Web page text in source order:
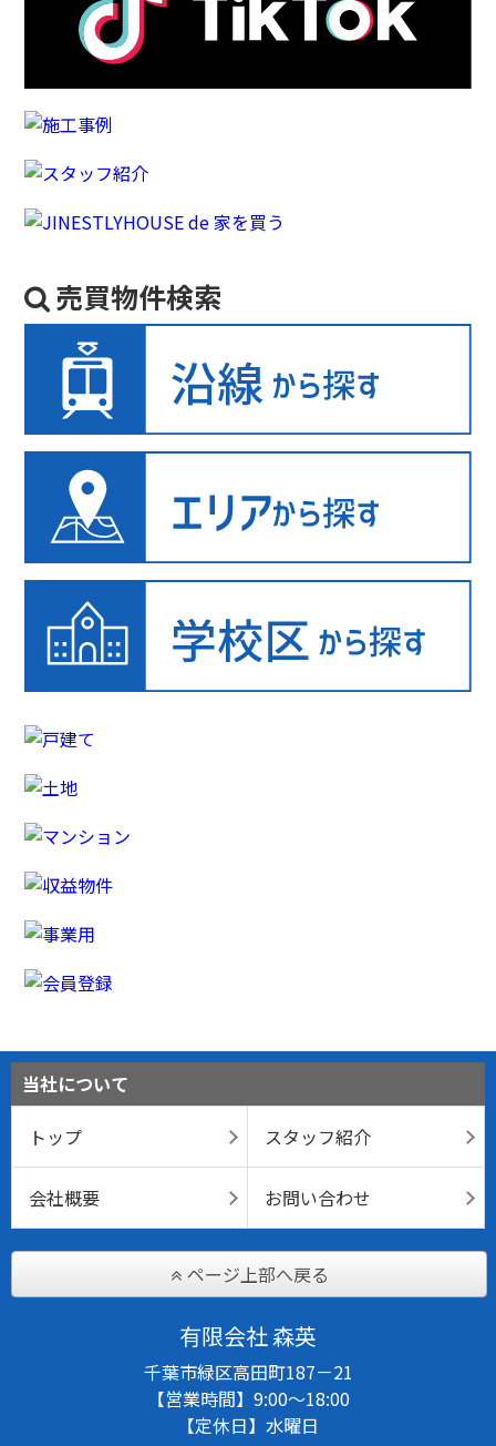
売買物件検索
当社について
トップ
スタッフ紹介
会社概要 お問い合わせ
ページ上部へ戻る
有限会社 森英
千葉市緑区高田町187－21
【営業時間】9:00～18:00
【定休日】水曜日